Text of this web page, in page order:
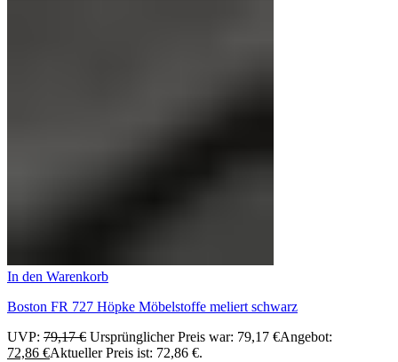
In den Warenkorb
Boston FR 727 Höpke Möbelstoffe meliert schwarz
UVP: 79,17€ Ursprünglicher Preis war: 79,17 €Angebot:
72,86 €Aktueller Preis ist: 72,86 €.